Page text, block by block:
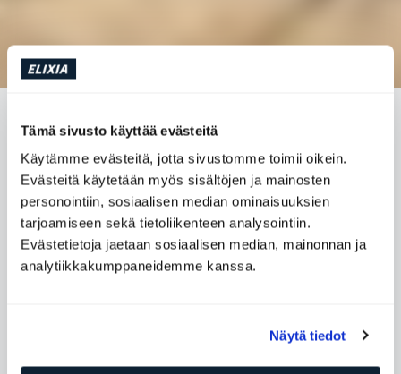
Tämä sivusto käyttää evästeitä
Käytämme evästeitä, jotta sivustomme toimii oikein.
Evästeitä käytetään myös sisältöjen ja mainosten
personointiin, sosiaalisen median ominaisuuksien
tarjoamiseen sekä tietoliikenteen analysointiin.
Evästetietoja jaetaan sosiaalisen median, mainonnan ja
analytiikkakumppaneidemme kanssa.
Näytä tiedot
TREENAAMINEN KESÄSÄÄLLÄ
Lämmin ja hieno kesäsää saattaa olla haasteellinen
juoksutreenien kannalta. Kerromme tässä muutamia
hyviä vinkkejä treenaamiseen lämpimällä säällä ja
auringolta suojautumiseen.
Master trainer Indoor Running, SATS